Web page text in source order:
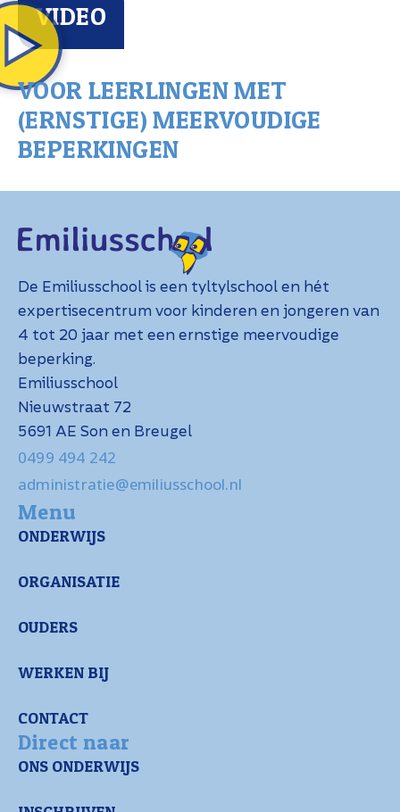
VIDEO
VOOR LEERLINGEN MET
(ERNSTIGE) MEERVOUDIGE
BEPERKINGEN
De Emiliusschool is een tyltylschool en hét
expertisecentrum voor kinderen en jongeren van
4 tot 20 jaar met een ernstige meervoudige
beperking.
Emiliusschool
Nieuwstraat 72
5691 AE Son en Breugel
0499 494 242
administratie@emiliusschool.nl
Menu
ONDERWIJS
ORGANISATIE
OUDERS
WERKEN BIJ
CONTACT
Direct naar
ONS ONDERWIJS